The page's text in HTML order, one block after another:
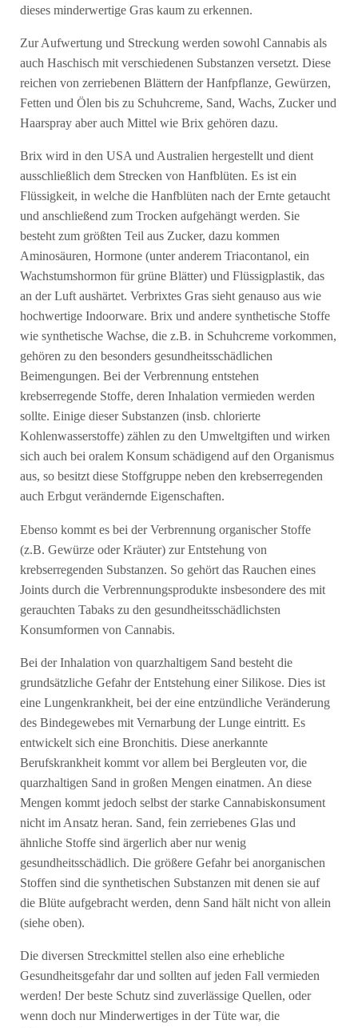
dieses minderwertige Gras kaum zu erkennen.
Zur Aufwertung und Streckung werden sowohl Cannabis als
auch Haschisch mit verschiedenen Substanzen versetzt. Diese
reichen von zerriebenen Blättern der Hanfpflanze, Gewürzen,
Fetten und Ölen bis zu Schuhcreme, Sand, Wachs, Zucker und
Haarspray aber auch Mittel wie Brix gehören dazu.
Brix wird in den USA und Australien hergestellt und dient
ausschließlich dem Strecken von Hanfblüten. Es ist ein
Flüssigkeit, in welche die Hanfblüten nach der Ernte getaucht
und anschließend zum Trocken aufgehängt werden. Sie
besteht zum größten Teil aus Zucker, dazu kommen
Aminosäuren, Hormone (unter anderem Triacontanol, ein
Wachstumshormon für grüne Blätter) und Flüssigplastik, das
an der Luft aushärtet. Verbrixtes Gras sieht genauso aus wie
hochwertige Indoorware. Brix und andere synthetische Stoffe
wie synthetische Wachse, die z.B. in Schuhcreme vorkommen,
gehören zu den besonders gesundheitsschädlichen
Beimengungen. Bei der Verbrennung entstehen
krebserregende Stoffe, deren Inhalation vermieden werden
sollte. Einige dieser Substanzen (insb. chlorierte
Kohlenwasserstoffe) zählen zu den Umweltgiften und wirken
sich auch bei oralem Konsum schädigend auf den Organismus
aus, so besitzt diese Stoffgruppe neben den krebserregenden
auch Erbgut verändernde Eigenschaften.
Ebenso kommt es bei der Verbrennung organischer Stoffe
(z.B. Gewürze oder Kräuter) zur Entstehung von
krebserregenden Substanzen. So gehört das Rauchen eines
Joints durch die Verbrennungsprodukte insbesondere des mit
gerauchten Tabaks zu den gesundheitsschädlichsten
Konsumformen von Cannabis.
Bei der Inhalation von quarzhaltigem Sand besteht die
grundsätzliche Gefahr der Entstehung einer Silikose. Dies ist
eine Lungenkrankheit, bei der eine entzündliche Veränderung
des Bindegewebes mit Vernarbung der Lunge eintritt. Es
entwickelt sich eine Bronchitis. Diese anerkannte
Berufskrankheit kommt vor allem bei Bergleuten vor, die
quarzhaltigen Sand in großen Mengen einatmen. An diese
Mengen kommt jedoch selbst der starke Cannabiskonsument
nicht im Ansatz heran. Sand, fein zerriebenes Glas und
ähnliche Stoffe sind ärgerlich aber nur wenig
gesundheitsschädlich. Die größere Gefahr bei anorganischen
Stoffen sind die synthetischen Substanzen mit denen sie auf
die Blüte aufgebracht werden, denn Sand hält nicht von allein
(siehe oben).
Die diversen Streckmittel stellen also eine erhebliche
Gesundheitsgefahr dar und sollten auf jeden Fall vermieden
werden! Der beste Schutz sind zuverlässige Quellen, oder
wenn doch nur Minderwertiges in der Tüte war, die